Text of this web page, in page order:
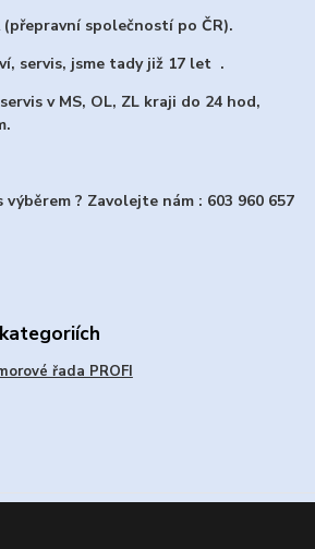
(přepravní společností po ČR).
servis, jsme tady již 17 let .
v MS, OL, ZL kraji do 24 hod,
? Zavolejte nám : 603 960 657
řada PROFI